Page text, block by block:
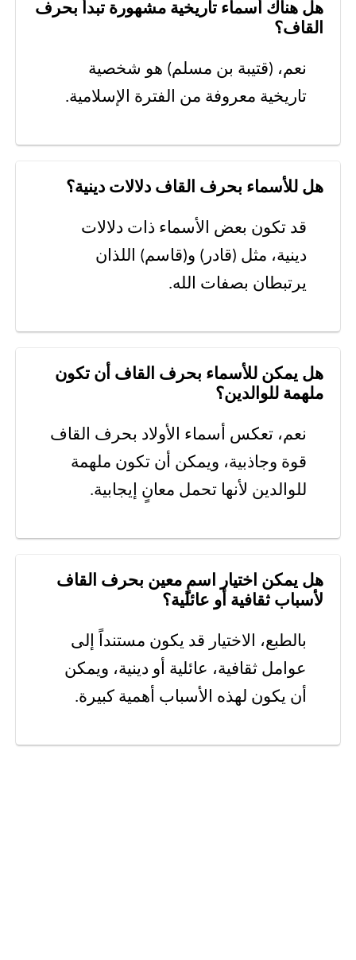
هل هناك أسماء تاريخية مشهورة تبدأ بحرف
القاف؟
نعم، (قتيبة بن مسلم) هو شخصية
تاريخية معروفة من الفترة الإسلامية.
هل للأسماء بحرف القاف دلالات دينية؟
قد تكون بعض الأسماء ذات دلالات
دينية، مثل (قادر) و(قاسم) اللذان
يرتبطان بصفات الله.
هل يمكن للأسماء بحرف القاف أن تكون
ملهمة للوالدين؟
نعم، تعكس أسماء الأولاد بحرف القاف
قوة وجاذبية، ويمكن أن تكون ملهمة
للوالدين لأنها تحمل معانٍ إيجابية.
هل يمكن اختيار اسمٍ معين بحرف القاف
لأسباب ثقافية أو عائلية؟
بالطبع، الاختيار قد يكون مستنداً إلى
عوامل ثقافية، عائلية أو دينية، ويمكن
أن يكون لهذه الأسباب أهمية كبيرة.